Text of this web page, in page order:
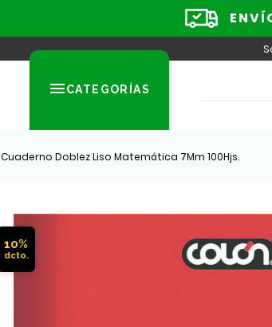
CATEGORÍAS
Cuaderno Doblez Liso Matemática 7Mm 100Hjs.
10%